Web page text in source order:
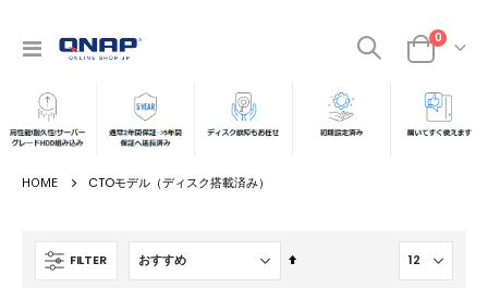
ナ
を
呼
ぶ
カート
0商品
CTOモデル（ディスク搭載済み）
FILTER
降